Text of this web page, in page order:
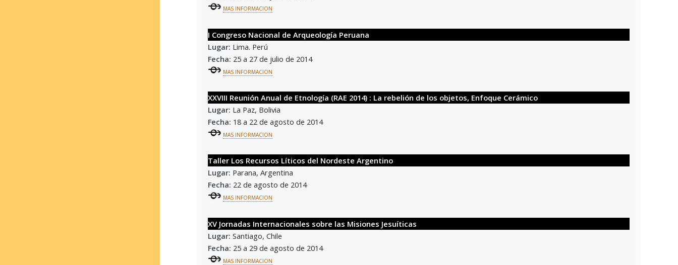
MAS INFORMACION
I Congreso Nacional de Arqueología Peruana
Lugar: Lima. Perú
Fecha: 25 a 27 de julio de 2014
MAS INFORMACION
XXVIII Reunión Anual de Etnología (RAE 2014) : La rebelión de los objetos, Enfoque Cerámico
Lugar: La Paz, Bolivia
Fecha: 18 a 22 de agosto de 2014
MAS INFORMACION
Taller Los Recursos Líticos del Nordeste Argentino
Lugar: Parana, Argentina
Fecha: 22 de agosto de 2014
MAS INFORMACION
XV Jornadas Internacionales sobre las Misiones Jesuíticas
Lugar: Santiago, Chile
Fecha: 25 a 29 de agosto de 2014
MAS INFORMACION